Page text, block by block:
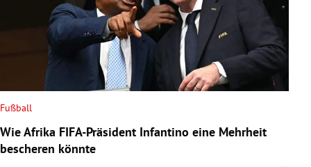
Fußball
Wie Afrika FIFA-Präsident Infantino eine Mehrheit
bescheren könnte